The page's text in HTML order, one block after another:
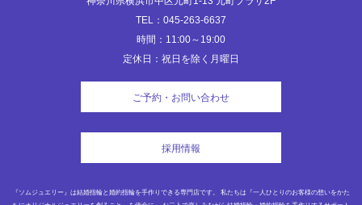
TEL：045-263-6637
時間：11:00～19:00
定休日：祝日を除く月曜日
ご予約・お問い合わせ
採用情報
『ソムジュエリー』は結婚指輪と婚約指輪を手作りできる専門店です。 私たちは『一人ひとりのお客様の想いをかた